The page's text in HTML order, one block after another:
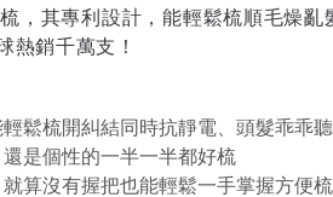
，其專利設計，能輕鬆梳順毛燥亂
熱銷千萬支！
鬆梳開糾結同時抗靜電、頭髮乖乖
是個性的一半一半都好梳
算沒有握把也能輕鬆一手掌握方便